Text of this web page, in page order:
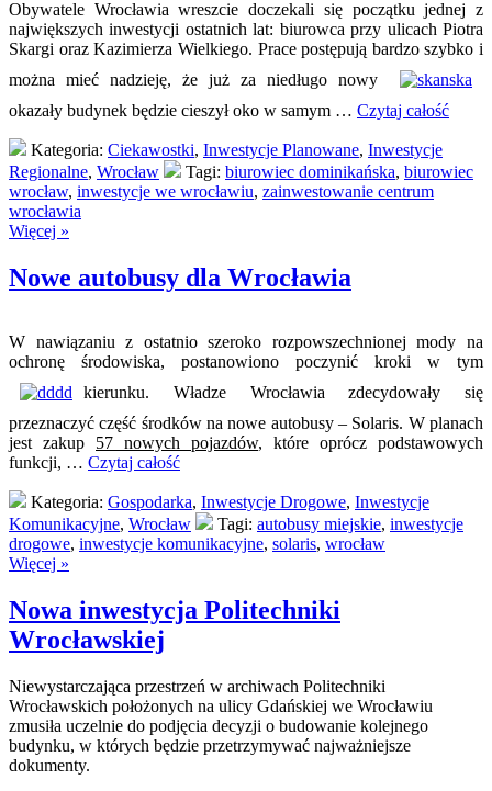
Obywatele Wrocławia wreszcie doczekali się początku jednej z
największych inwestycji ostatnich lat: biurowca przy ulicach Piotra
Skargi oraz Kazimierza Wielkiego. Prace postępują bardzo szybko i
można mieć nadzieję, że już za niedługo nowy
okazały budynek będzie cieszył oko w samym … Czytaj całość
Kategoria: Ciekawostki, Inwestycje Planowane, Inwestycje
Regionalne, Wrocław Tagi: biurowiec dominikańska, biurowiec
wrocław, inwestycje we wrocławiu, zainwestowanie centrum
wrocławia
Więcej »
Nowe autobusy dla Wrocławia
W nawiązaniu z ostatnio szeroko rozpowszechnionej mody na
ochronę środowiska, postanowiono poczynić kroki w tym
kierunku. Władze Wrocławia zdecydowały się
przeznaczyć część środków na nowe autobusy – Solaris. W planach
jest zakup 57 nowych pojazdów, które oprócz podstawowych
funkcji, … Czytaj całość
Kategoria: Gospodarka, Inwestycje Drogowe, Inwestycje
Komunikacyjne, Wrocław Tagi: autobusy miejskie, inwestycje
drogowe, inwestycje komunikacyjne, solaris, wrocław
Więcej »
Nowa inwestycja Politechniki
Wrocławskiej
Niewystarczająca przestrzeń w archiwach Politechniki
Wrocławskich położonych na ulicy Gdańskiej we Wrocławiu
zmusiła uczelnie do podjęcia decyzji o budowanie kolejnego
budynku, w których będzie przetrzymywać najważniejsze
dokumenty.